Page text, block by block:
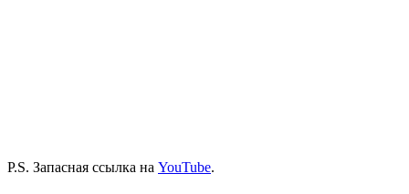
P.S. Запасная ссылка на YouTube.